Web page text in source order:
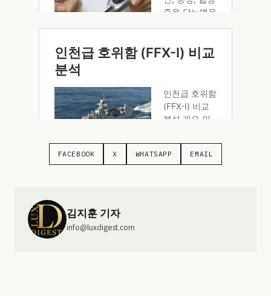
FACEBOOK X WHATSAPP EMAIL
김지훈 기자
info@luxdigest.com